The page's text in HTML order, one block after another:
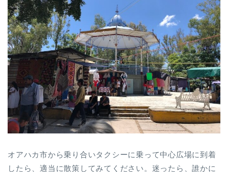
オアハカ市から乗り合いタクシーに乗って中心広場に到着
したら、適当に散策してみてください。迷ったら、誰かに